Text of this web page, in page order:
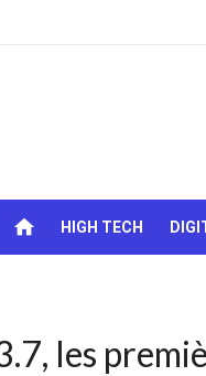
home HIGH TECH
les